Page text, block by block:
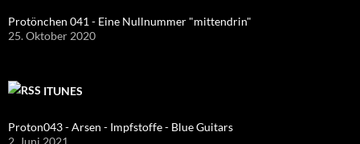
Protönchen 041 - Eine Nullnummer "mittendrin"
25. Oktober 2020
ITUNES
Proton043 - Arsen - Impfstoffe - Blue Guitars
2. Juni 2021